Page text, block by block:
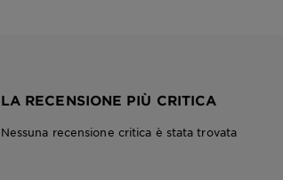
LA RECENSIONE PIÙ CRITICA
Nessuna recensione critica è stata trovata